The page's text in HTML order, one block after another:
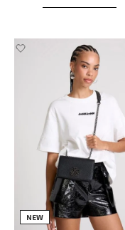
NEW